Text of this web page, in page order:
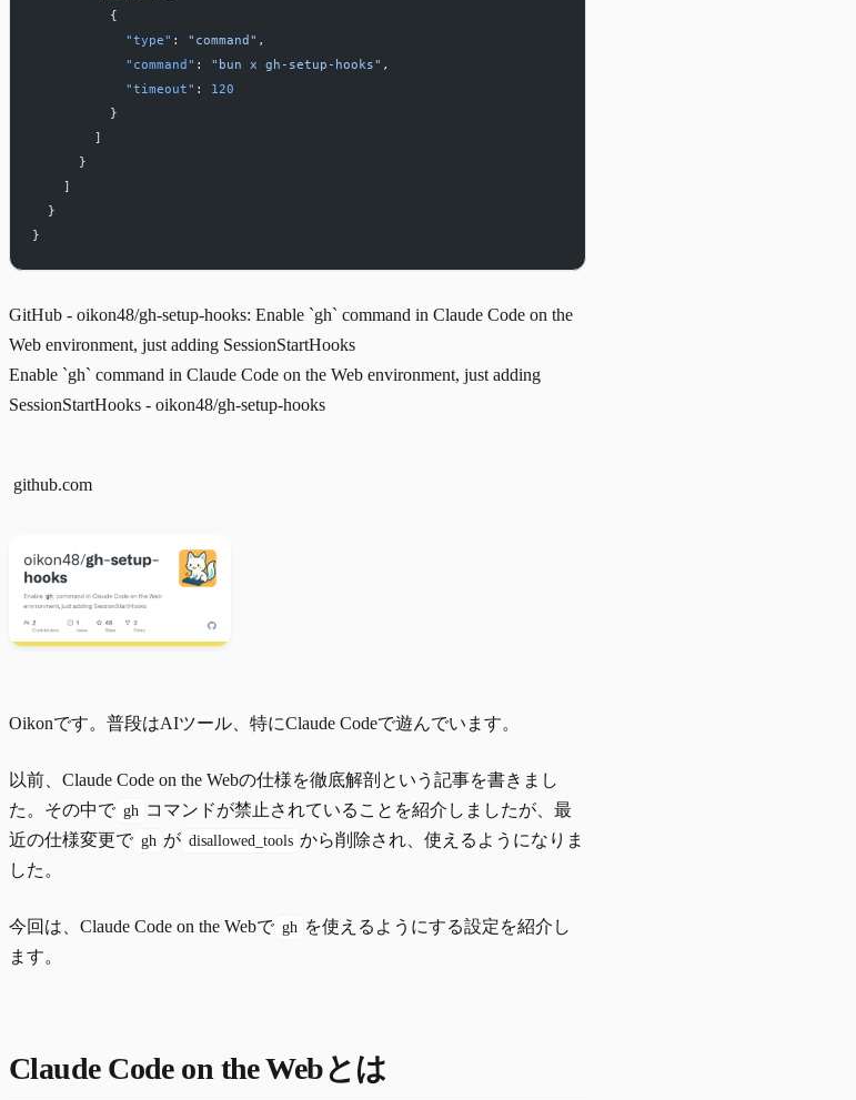
          {
            "type"
: "command" ,
            "command"
: "bun x gh-setup-hooks" ,
            "timeout"
: 120
          }
        ]
      }
    ]
  }
}
GitHub - oikon48/gh-setup-hooks: Enable `gh` command in Claude Code on the
Web environment, just adding SessionStartHooks
Enable `gh` command in Claude Code on the Web environment, just adding
SessionStartHooks - oikon48/gh-setup-hooks
github.com
Oikonです。普段はAIツール、特にClaude Codeで遊んでいます。
以前、 Claude Code on the Webの仕様を徹底解剖 という記事を書きまし
た。その中で gh コマンドが禁止されていることを紹介しましたが、最
近の仕様変更で gh が disallowed_tools から削除され、使えるようになりま
した。
今回は、Claude Code on the Webで gh を使えるようにする設定を紹介し
ます。
Claude Code on the Webとは